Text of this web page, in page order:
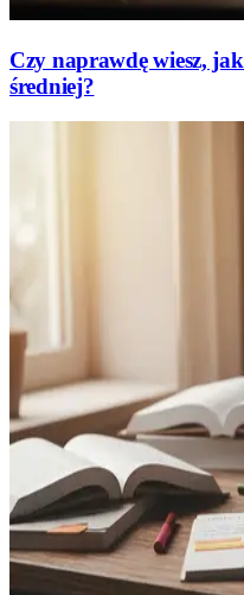
Czy naprawdę wiesz,
średniej?